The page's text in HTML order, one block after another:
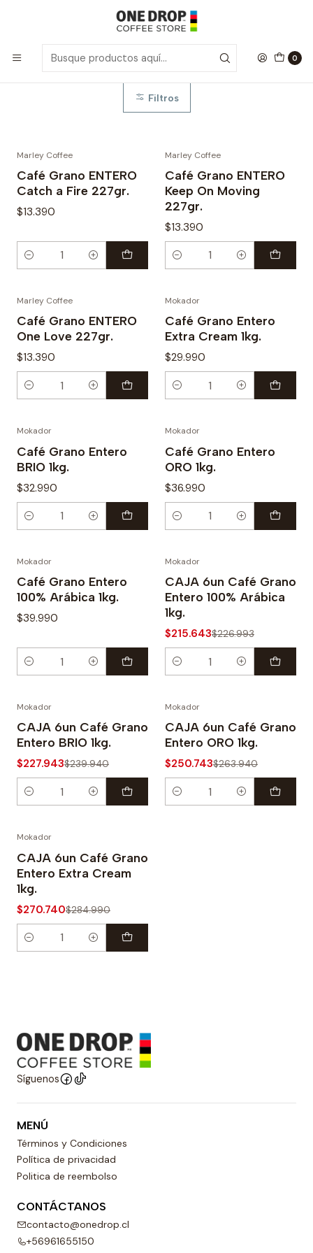
0
Inicio Café Grano Entero
Café Grano Entero
Filtros
Marley Coffee
Café Grano ENTERO
Catch a Fire 227gr.
$13.390
Cantidad
Marley Coffee
Café Grano ENTERO
Keep On Moving
227gr.
$13.390
Cantidad
Marley Coffee
Café Grano ENTERO
One Love 227gr.
$13.390
Cantidad
Mokador
Café Grano Entero
Extra Cream 1kg.
$29.990
Cantidad
Mokador
Café Grano Entero
BRIO 1kg.
$32.990
Cantidad
Mokador
Café Grano Entero
ORO 1kg.
$36.990
Cantidad
Mokador
Café Grano Entero
100% Arábica 1kg.
$39.990
Cantidad
-5%
Mokador
CAJA 6un Café Grano
Entero 100% Arábica
1kg.
$215.643$226.993
Cantidad
-5%
Mokador
CAJA 6un Café Grano
Entero BRIO 1kg.
$227.943$239.940
Cantidad
-5%
Mokador
CAJA 6un Café Grano
Entero ORO 1kg.
$250.743$263.940
Cantidad
-5%
Mokador
CAJA 6un Café Grano
Entero Extra Cream
1kg.
$270.740$284.990
Cantidad
Síguenos
MENÚ
Términos y Condiciones
Política de privacidad
Politica de reembolso
CONTÁCTANOS
contacto@onedrop.cl
+56961655150